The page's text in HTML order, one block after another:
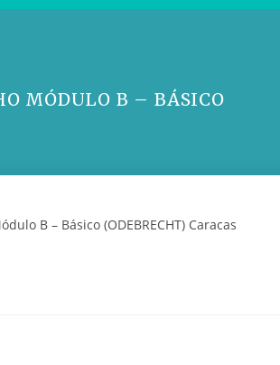
MÓDULO B – BÁSICO